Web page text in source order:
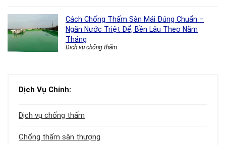
Cách Chống Thấm Sàn Mái Đúng Chuẩn –
Ngăn Nước Triệt Để, Bền Lâu Theo Năm
Tháng
Dịch vụ chống thấm
Dịch Vụ Chính:
Dịch vụ chống thấm
Chống thấm sân thượng